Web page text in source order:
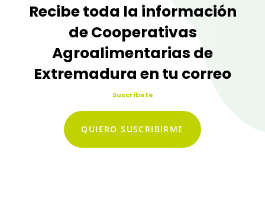
Recibe toda la información
de Cooperativas
Agroalimentarias de
Extremadura en tu correo
Suscríbete
QUIERO SUSCRIBIRME